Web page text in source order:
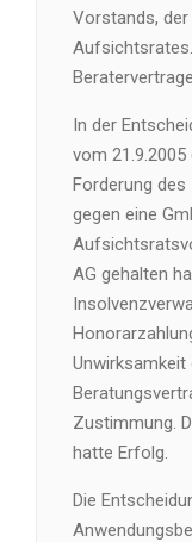
Vorstands,
In der
vom
Forderung des
gegen eine
AG gehalten
Unwirksamkeit
Zustimmung.
hatte Erfolg.
Die